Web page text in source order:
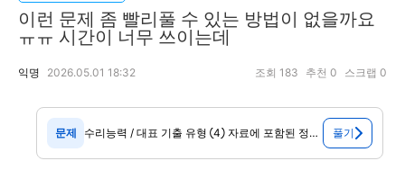
이런 문제 좀 빨리풀 수 있는 방법이 없을까요
ㅠㅠ 시간이 너무 쓰이는데
익명 2026.05.01 18:32 조회 183 추천 0 스크랩 0
문제 수리능력 / 대표 기출 유형 ④ 자료에 포함된 정보를 토대로 계산하는 문제 표나 그래프 형태의 자료에 대한 정확한 분석과 이해를 바탕으로 특정한 값을 계산